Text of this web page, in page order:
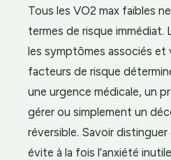
Tous les VO2 max faibles
termes de risque immédiat.
les symptômes associés
facteurs de risque
une urgence médicale, un
gérer ou simplement un
réversible. Savoir
évite à la fois l’anxiété